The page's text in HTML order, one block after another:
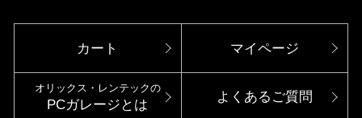
カート マイページ
オリックス・レンテックの
PCガレージとは
よくあるご質問